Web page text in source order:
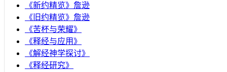
《新约精览》詹逊
《旧约精览》詹逊
《苦杯与荣耀》
《释经与应用》
《解经神学探讨》
《释经研究》